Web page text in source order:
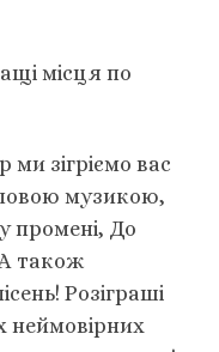
місця по
ми зігріємо вас
музикою,
промені, До
також
Розіграші
неймовірних